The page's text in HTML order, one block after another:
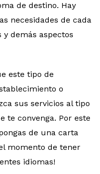
de destino. Hay
necesidades de cada
demás aspectos
este tipo de
o
sus servicios al tipo
te convenga. Por este
de una carta
momento de tener
idiomas!